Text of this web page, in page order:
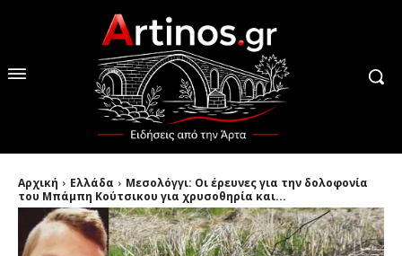
Αρχική Ελλάδα
Μεσολόγγι: Οι έρευνες για την δολοφονία
του Μπάμπη Κούτσικου για χρυσοθηρία και...